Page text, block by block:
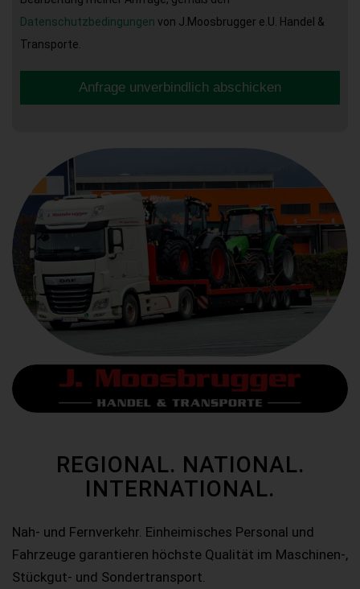
Datenschutzbedingungen von J.Moosbrugger e.U. Handel &
Transporte.
Anfrage unverbindlich abschicken
REGIONAL. NATIONAL.
INTERNATIONAL.
Nah- und Fernverkehr. Einheimisches Personal und
Fahrzeuge garantieren höchste Qualität im Maschinen-,
Stückgut- und Sondertransport.